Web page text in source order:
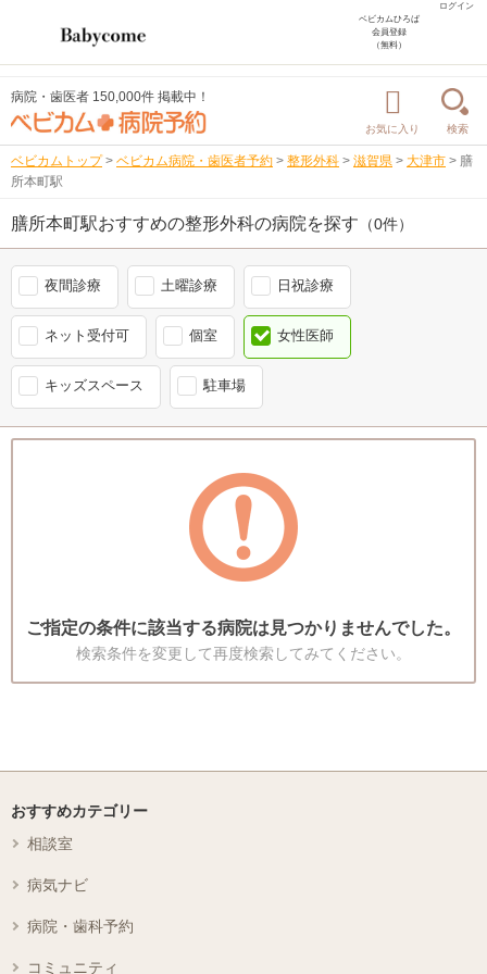
ログイン
ベビカムひろば
会員登録
（無料）
病院・歯医者 150,000件 掲載中！
お気に入り 検索
ベビカムトップ > ベビカム病院・歯医者予約 > 整形外科 > 滋賀県 > 大津市 > 膳
所本町駅
膳所本町駅おすすめの整形外科の病院を探す （0件）
夜間診療 土曜診療 日祝診療
ネット受付可 個室 女性医師
キッズスペース 駐車場
ご指定の条件に該当する病院は見つかりませんでした。
検索条件を変更して再度検索してみてください。
おすすめカテゴリー
相談室
病気ナビ
病院・歯科予約
コミュニティ